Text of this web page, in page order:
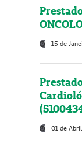
15 de
01 de